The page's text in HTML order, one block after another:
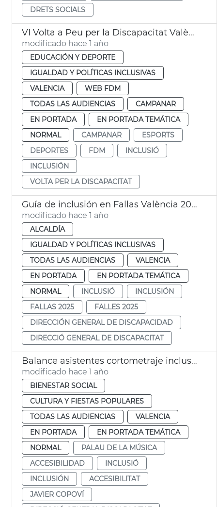
DRETS SOCIALS
VI Volta a Peu per la Discapacitat València Campanar
modificado hace 1 año
EDUCACIÓN Y DEPORTE
IGUALDAD Y POLÍTICAS INCLUSIVAS
VALENCIA
WEB FDM
TODAS LAS AUDIENCIAS
CAMPANAR
EN PORTADA
EN PORTADA TEMÁTICA
NORMAL
CAMPANAR
ESPORTS
DEPORTES
FDM
INCLUSIÓ
INCLUSIÓN
VOLTA PER LA DISCAPACITAT
Guía de inclusión en Fallas València 2025
modificado hace 1 año
ALCALDÍA
IGUALDAD Y POLÍTICAS INCLUSIVAS
TODAS LAS AUDIENCIAS
VALENCIA
EN PORTADA
EN PORTADA TEMÁTICA
NORMAL
INCLUSIÓ
INCLUSIÓN
FALLAS 2025
FALLES 2025
DIRECCIÓN GENERAL DE DISCAPACIDAD
DIRECCIÓ GENERAL DE DISCAPACITAT
Balance asistentes cortometraje inclusivo en el Palau
modificado hace 1 año
BIENESTAR SOCIAL
CULTURA Y FIESTAS POPULARES
TODAS LAS AUDIENCIAS
VALENCIA
EN PORTADA
EN PORTADA TEMÁTICA
NORMAL
PALAU DE LA MÚSICA
ACCESIBILIDAD
INCLUSIÓ
INCLUSIÓN
ACCESIBILITAT
JAVIER COPOVÍ